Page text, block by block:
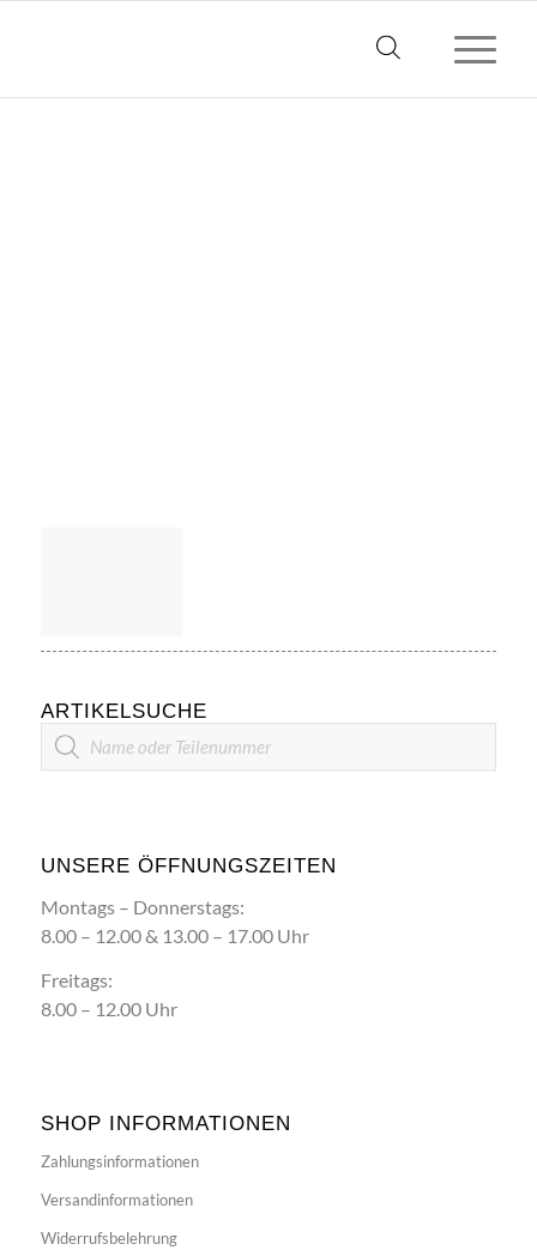
ARTIKELSUCHE
Artikelsuche
UNSERE ÖFFNUNGSZEITEN
Montags – Donnerstags:
8.00 – 12.00 & 13.00 – 17.00 Uhr
Freitags:
8.00 – 12.00 Uhr
SHOP INFORMATIONEN
Zahlungsinformationen
Versandinformationen
Widerrufsbelehrung